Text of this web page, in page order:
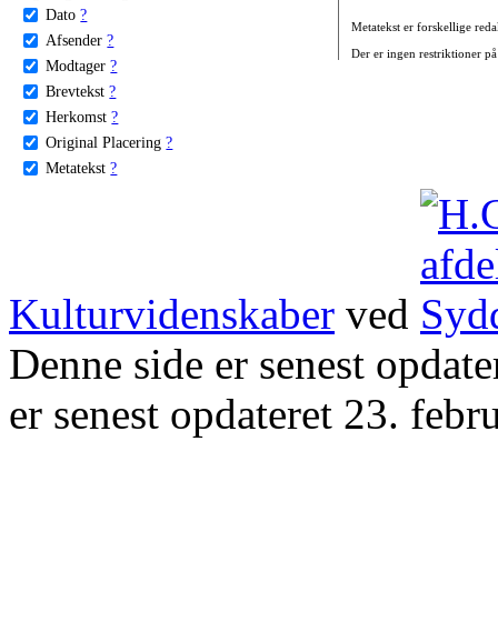
Dato ?
Afsender ?
Modtager ?
Brevtekst ?
Herkomst ?
Original Placering ?
Metatekst ?
Metatekst er forskellige
Der er ingen restriktioner
Kulturvidenskaber ved
Denne side er senest
er senest opdateret 23.